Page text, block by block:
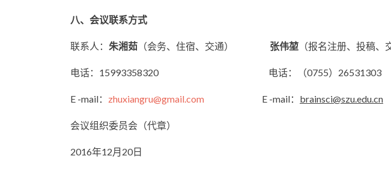
八、会议联系方式
联系人： 朱湘茹 （会务、住宿、交通） 张伟堃 （报名注册、投稿、
电话：15993358320 电话：（0755）26531303
E -mail： zhuxiangru@gmail.com E -mail： brainsci@szu.edu.cn
会议组织委员会（代章）
2016年12月20日